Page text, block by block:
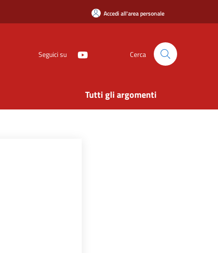
Accedi all'area personale
Seguici su Cerca
Tutti gli argomenti